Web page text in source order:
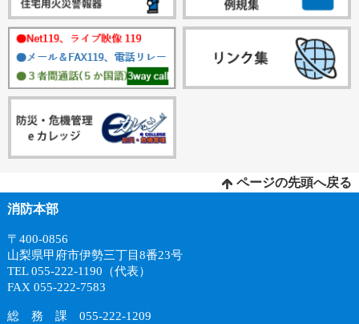
ページの先頭へ戻る
消防本部
〒400-0856
山梨県甲府市伊勢三丁目8番23号
TEL 055-222-1190（代表）
FAX 055-222-7583
総 務 課 055-222-1209